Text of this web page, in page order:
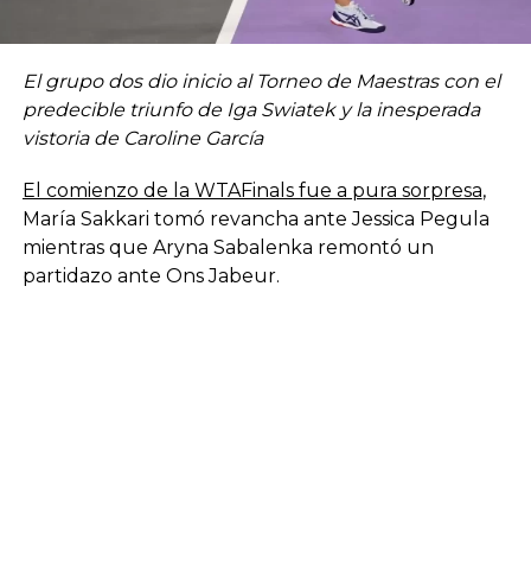
El grupo dos dio inicio al Torneo de Maestras con el
predecible triunfo de Iga Swiatek y la inesperada
vistoria de Caroline García
El comienzo de la WTAFinals fue a pura sorpresa,
María Sakkari tomó revancha ante Jessica Pegula
mientras que Aryna Sabalenka remontó un
partidazo ante Ons Jabeur.